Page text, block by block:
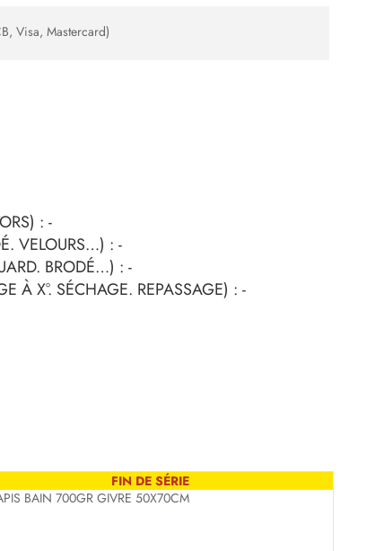
Visa, Mastercard)
: -
VELOURS…) : -
BRODÉ…) : -
À X°. SÉCHAGE. REPASSAGE) : -
FIN DE SÉRIE